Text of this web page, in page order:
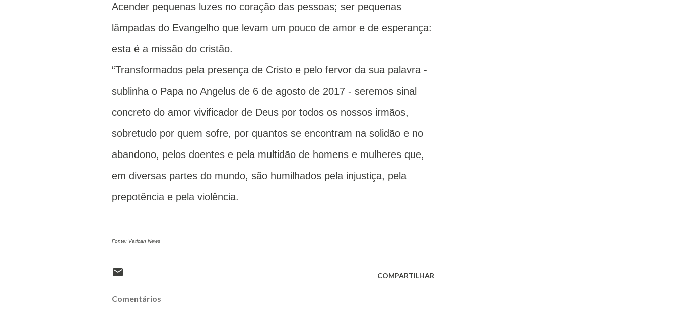
Acender pequenas luzes no coração das pessoas; ser pequenas
lâmpadas do Evangelho que levam um pouco de amor e de esperança:
esta é a missão do cristão.
“Transformados pela presença de Cristo e pelo fervor da sua palavra -
sublinha o Papa no Angelus de 6 de agosto de 2017 - seremos sinal
concreto do amor vivificador de Deus por todos os nossos irmãos,
sobretudo por quem sofre, por quantos se encontram na solidão e no
abandono, pelos doentes e pela multidão de homens e mulheres que,
em diversas partes do mundo, são humilhados pela injustiça, pela
prepotência e pela violência.
Fonte: Vatican News
COMPARTILHAR
Comentários